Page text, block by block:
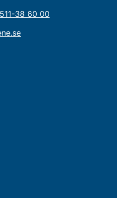
38 60 00